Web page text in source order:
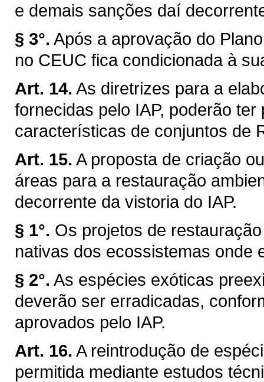
e demais sanções daí
§ 3°. Após a aprovação do
no CEUC fica condicionada à
Art. 14. As diretrizes para a
fornecidas pelo IAP, poderão
características de conjuntos de
Art. 15. A proposta de criação
áreas para a restauração
decorrente da vistoria do IAP.
§ 1°. Os projetos de
nativas dos ecossistemas onde
§ 2°. As espécies exóticas
deverão ser erradicadas,
aprovados pelo IAP.
Art. 16. A reintrodução de
permitida mediante estudos